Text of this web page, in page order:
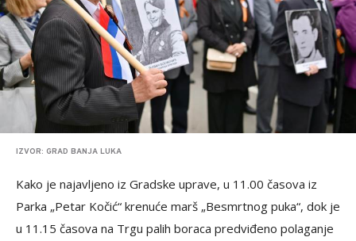
IZVOR: GRAD BANJA LUKA
Kako je najavljeno iz Gradske uprave, u 11.00 časova iz
Parka „Petar Kočić“ krenuće marš „Besmrtnog puka“, dok je
u 11.15 časova na Trgu palih boraca predviđeno polaganje